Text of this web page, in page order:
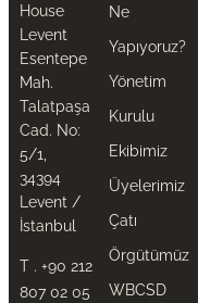
House
Levent
Esentepe
Mah.
Talatpaşa
Cad. No:
5/1,
34394
Levent /
İstanbul
T . +90 212
807 02 05
Ne
Yapıyoruz?
Yönetim
Kurulu
Ekibimiz
Üyelerimiz
Çatı
Örgütümüz
WBCSD